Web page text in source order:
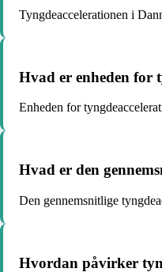
Tyngdeaccelerationen i
Hvad er enheden for
Enheden for
Hvad er den
Den gennemsnitlige
Hvordan påvirker